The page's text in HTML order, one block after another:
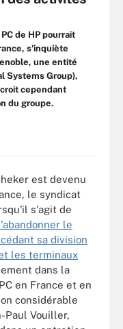
de HP pourrait
s'inquiète
une entité
Systems Group),
cependant
du groupe.
est devenu
le syndicat
s'agit de
le
sa division
les terminaux
dans la
en France et en
considérable
Paul Vouiller,